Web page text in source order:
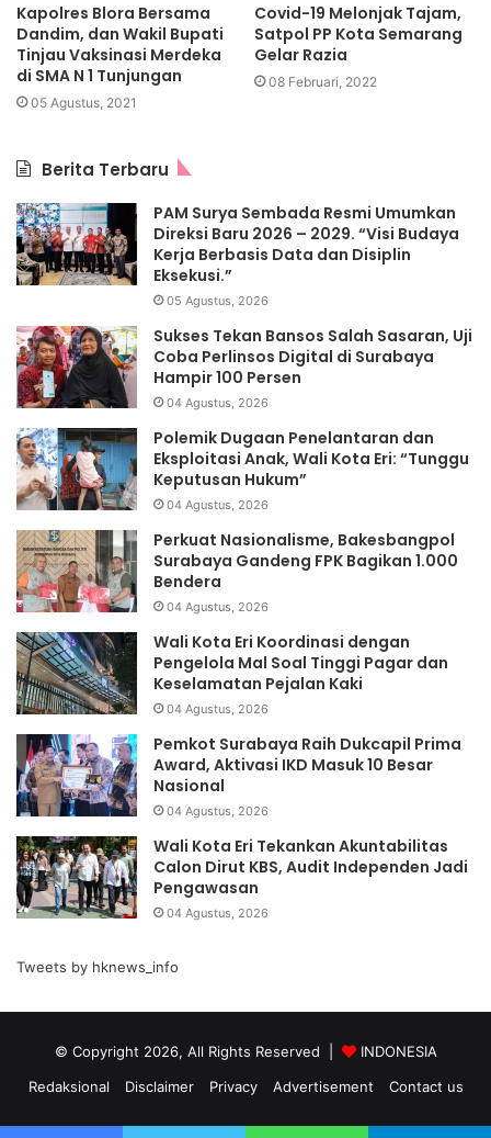
Kapolres Blora Bersama
Dandim, dan Wakil Bupati
Tinjau Vaksinasi Merdeka
di SMA N 1 Tunjungan
05 Agustus, 2021
Covid-19 Melonjak Tajam,
Satpol PP Kota Semarang
Gelar Razia
08 Februari, 2022
Berita Terbaru
PAM Surya Sembada Resmi Umumkan
Direksi Baru 2026 – 2029. “Visi Budaya
Kerja Berbasis Data dan Disiplin
Eksekusi.”
05 Agustus, 2026
Sukses Tekan Bansos Salah Sasaran, Uji
Coba Perlinsos Digital di Surabaya
Hampir 100 Persen
04 Agustus, 2026
Polemik Dugaan Penelantaran dan
Eksploitasi Anak, Wali Kota Eri: “Tunggu
Keputusan Hukum”
04 Agustus, 2026
Perkuat Nasionalisme, Bakesbangpol
Surabaya Gandeng FPK Bagikan 1.000
Bendera
04 Agustus, 2026
Wali Kota Eri Koordinasi dengan
Pengelola Mal Soal Tinggi Pagar dan
Keselamatan Pejalan Kaki
04 Agustus, 2026
Pemkot Surabaya Raih Dukcapil Prima
Award, Aktivasi IKD Masuk 10 Besar
Nasional
04 Agustus, 2026
Wali Kota Eri Tekankan Akuntabilitas
Calon Dirut KBS, Audit Independen Jadi
Pengawasan
04 Agustus, 2026
Tweets by hknews_info
© Copyright 2026, All Rights Reserved |
INDONESIA
Redaksional
Disclaimer Privacy Advertisement Contact us